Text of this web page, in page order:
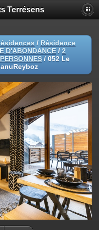
Terrésens
/ Résidence
D'ABONDANCE / 2
/ 052 Le